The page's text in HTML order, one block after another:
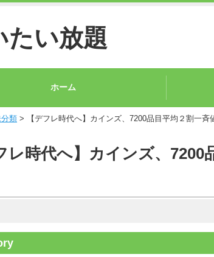
たい放題
ホーム
類 > 【デフレ時代へ】カインズ、7200品目平均２割一斉
レ時代へ】カインズ、7200